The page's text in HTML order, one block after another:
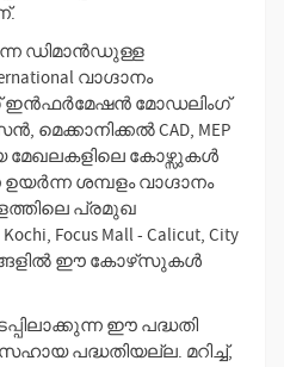
ഡിമാൻഡുള്ള
വാഗ്ദാനം
മോഡലിംഗ്
മെക്കാനിക്കൽ CAD, MEP
മേഖലകളിലെ കോഴ്സുകൾ
ശമ്പളം വാഗ്ദാനം
പ്രമുഖ
Focus Mall - Calicut, City
ഈ കോഴ്‌സുകൾ
ഈ പദ്ധതി
പദ്ധതിയല്ല. മറിച്ച്,